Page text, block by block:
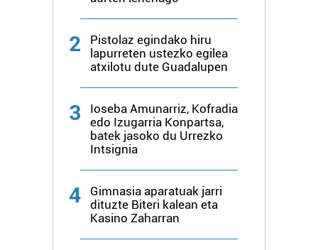
2
Pistolaz egindako hiru
lapurreten ustezko egilea
atxilotu dute Guadalupen
3
Ioseba Amunarriz, Kofradia
edo Izugarria Konpartsa,
batek jasoko du Urrezko
Intsignia
4
Gimnasia aparatuak jarri
dituzte Biteri kalean eta
Kasino Zaharran